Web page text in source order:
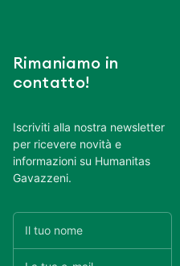
Rimaniamo in
contatto!
Iscriviti alla nostra newsletter
per ricevere novità e
informazioni su Humanitas
Gavazzeni.